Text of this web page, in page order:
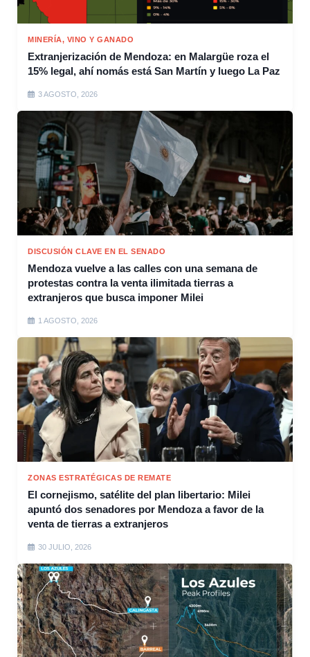
MINERÍA, VINO Y GANADO
Extranjerización de Mendoza: en Malargüe roza el
15% legal, ahí nomás está San Martín y luego La Paz
3 AGOSTO, 2026
DISCUSIÓN CLAVE EN EL SENADO
Mendoza vuelve a las calles con una semana de
protestas contra la venta ilimitada tierras a
extranjeros que busca imponer Milei
1 AGOSTO, 2026
ZONAS ESTRATÉGICAS DE REMATE
El cornejismo, satélite del plan libertario: Milei
apuntó dos senadores por Mendoza a favor de la
venta de tierras a extranjeros
30 JULIO, 2026